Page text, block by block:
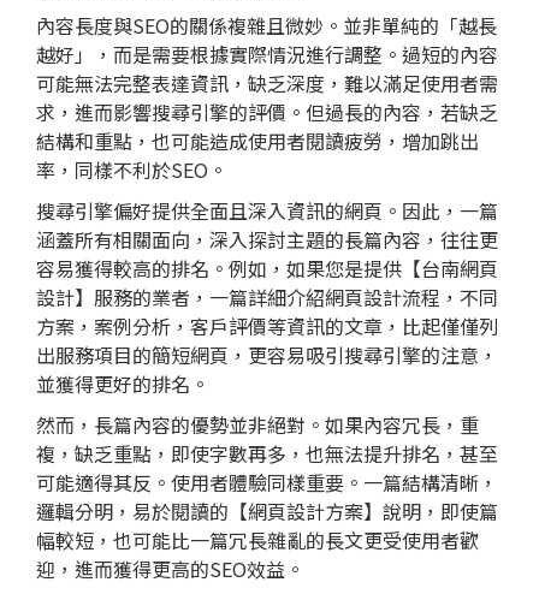
內容長度與SEO的關係複雜且微妙。並非單純的「越長
越好」，而是需要根據實際情況進行調整。過短的內容
可能無法完整表達資訊，缺乏深度，難以滿足使用者需
求，進而影響搜尋引擎的評價。但過長的內容，若缺乏
結構和重點，也可能造成使用者閱讀疲勞，增加跳出
率，同樣不利於SEO。
搜尋引擎偏好提供全面且深入資訊的網頁。因此，一篇
涵蓋所有相關面向，深入探討主題的長篇內容，往往更
容易獲得較高的排名。例如，如果您是提供【台南網頁
設計】服務的業者，一篇詳細介紹網頁設計流程，不同
方案，案例分析，客戶評價等資訊的文章，比起僅僅列
出服務項目的簡短網頁，更容易吸引搜尋引擎的注意，
並獲得更好的排名。
然而，長篇內容的優勢並非絕對。如果內容冗長，重
複，缺乏重點，即使字數再多，也無法提升排名，甚至
可能適得其反。使用者體驗同樣重要。一篇結構清晰，
邏輯分明，易於閱讀的【網頁設計方案】說明，即使篇
幅較短，也可能比一篇冗長雜亂的長文更受使用者歡
迎，進而獲得更高的SEO效益。